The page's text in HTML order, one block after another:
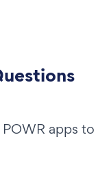
apps to